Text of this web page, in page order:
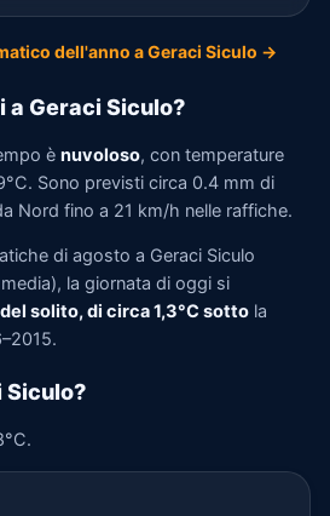
dell'anno a Geraci Siculo →
a Geraci Siculo?
è nuvoloso, con temperature
Sono previsti circa 0.4 mm di
Nord fino a 21 km/h nelle raffiche.
di agosto a Geraci Siculo
la giornata di oggi si
solito, di circa 1,3°C sotto la
Siculo?